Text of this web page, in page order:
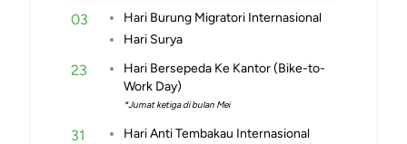
03
Hari Burung Migratori Internasional
Hari Surya
23
Hari Bersepeda Ke Kantor (Bike-to-
Work Day)
*Jumat ketiga di bulan Mei
31 Hari Anti Tembakau Internasional